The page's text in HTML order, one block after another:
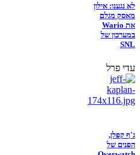
לא נגענו: אילון
מאסק מגלם
את Wario
במערכון של
SNL
עדי פרל
ג'ף קפלן,
הפנים של